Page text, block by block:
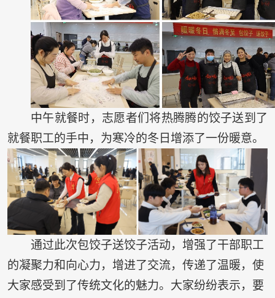
中午就餐时，志愿者们将热腾腾的饺子送到了
就餐职工的手中，为寒冷的冬日增添了一份暖意。
通过此次包饺子送饺子活动，增强了干部职工
的凝聚力和向心力，增进了交流，传递了温暖，使
大家感受到了传统文化的魅力。大家纷纷表示，要